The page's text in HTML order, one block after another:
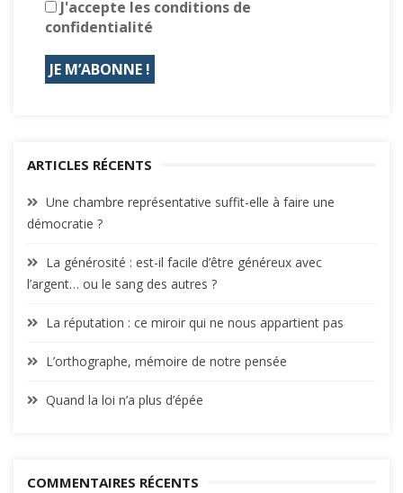
J'accepte les conditions de
confidentialité
ARTICLES RÉCENTS
Une chambre représentative suffit-elle à faire une
démocratie ?
La générosité : est-il facile d’être généreux avec
l’argent… ou le sang des autres ?
La réputation : ce miroir qui ne nous appartient pas
L’orthographe, mémoire de notre pensée
Quand la loi n’a plus d’épée
COMMENTAIRES RÉCENTS